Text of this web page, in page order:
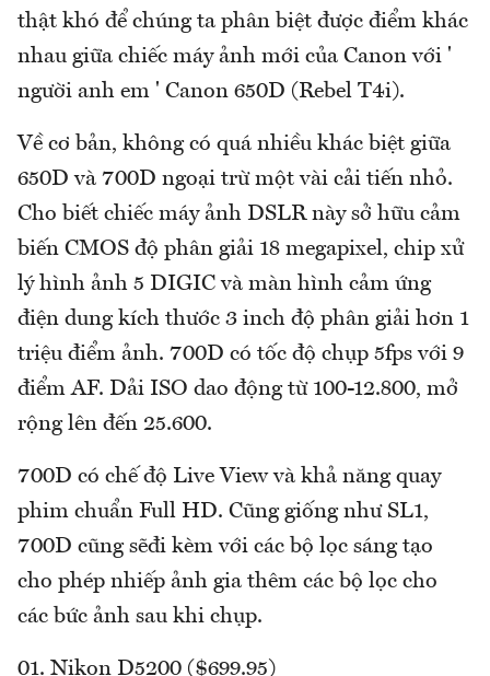
thật khó để chúng ta phân biệt được điểm khác
nhau giữa chiếc máy ảnh mới của Canon với '
người anh em ' Canon 650D (Rebel T4i).
Về cơ bản, không có quá nhiều khác biệt giữa
650D và 700D ngoại trừ một vài cải tiến nhỏ.
Cho biết chiếc máy ảnh DSLR này sở hữu cảm
biến CMOS độ phân giải 18 megapixel, chip xử
lý hình ảnh 5 DIGIC và màn hình cảm ứng
điện dung kích thước 3 inch độ phân giải hơn 1
triệu điểm ảnh. 700D có tốc độ chụp 5fps với 9
điểm AF. Dải ISO dao động từ 100-12.800, mở
rộng lên đến 25.600.
700D có chế độ Live View và khả năng quay
phim chuẩn Full HD. Cũng giống như SL1,
700D cũng sẽđi kèm với các bộ lọc sáng tạo
cho phép nhiếp ảnh gia thêm các bộ lọc cho
các bức ảnh sau khi chụp.
01. Nikon D5200 ($699.95)